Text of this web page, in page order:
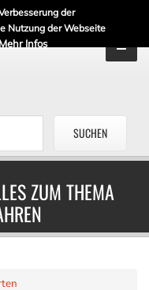
der
Nutzung der Webseite
Mehr Infos
ZUM THEMA